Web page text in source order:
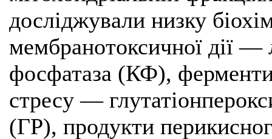
досліджували низку
мембранотоксичної дії
фосфатаза (КФ),
стресу —
(ГР), продукти